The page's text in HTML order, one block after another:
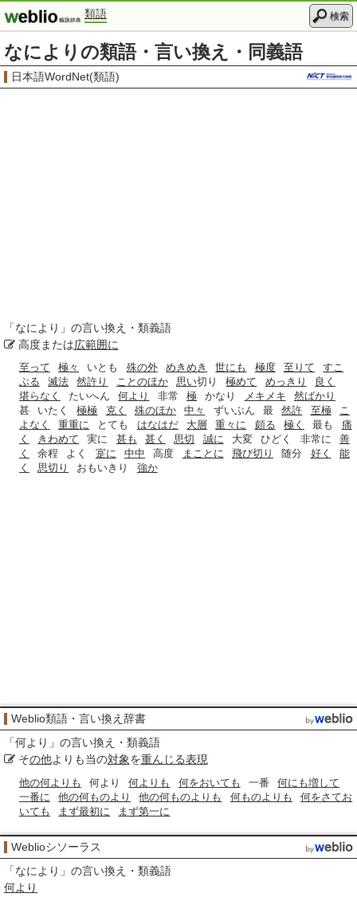
類語 検索
なによりの類語・言い換え・同義語
日本語WordNet(類語)
「なにより 」の言い換え・類義語
高度または広範囲に
至って 極々 いとも 殊の外 めきめき 世にも 極度 至りて
すこ
ぶる
滅法 然許り ことのほか 思い切り 極めて めっきり
良く
堪らなく
たいへん 何より 非常 極 かなり メキメキ
然ばかり
甚
いたく 極極 克く 殊のほか 中々 ずいぶん 最 然許 至極
こ
よなく
重重に とても はなはだ 大層 重々に 頗る 極く 最も
痛
く
きわめて 実に 甚も 甚く 思切 誠に 大変 ひどく 非常に
善
く
余程 よく 寔に 中中 高度 まことに 飛び切り 随分 好く
能
く
思切り おもいきり 強か
Weblio類語・言い換え辞書
「何より 」の言い換え・類義語
その他よりも当の対象を重んじる表現
他の何よりも 何より 何よりも 何をおいても 一番
何にも増して
一番に
他の何ものより 他の何ものよりも 何ものよりも
何をさてお
いても
まず最初に まず第一に
Weblioシソーラス
「なにより 」の言い換え・類義語
何より